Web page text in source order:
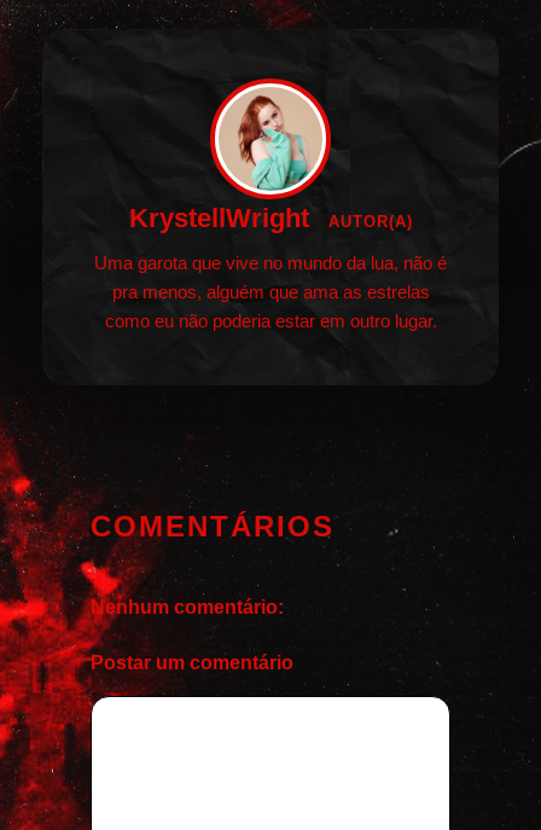
KrystellWright AUTOR(A)
Uma garota que vive no mundo da lua, não é
pra menos, alguém que ama as estrelas
como eu não poderia estar em outro lugar.
COMENTÁRIOS
Nenhum comentário:
Postar um comentário